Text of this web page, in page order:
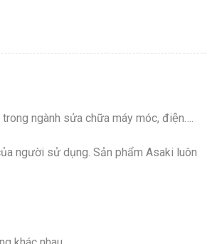
ngành sửa chữa máy móc, điện….
người sử dụng. Sản phẩm Asaki luôn